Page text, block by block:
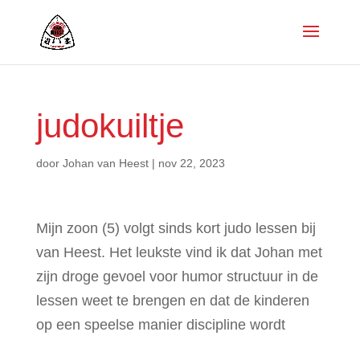
judokuiltje
door Johan van Heest| nov 22, 2023
Mijn zoon (5) volgt sinds kort judo lessen bij
van Heest. Het leukste vind ik dat Johan met
zijn droge gevoel voor humor structuur in de
lessen weet te brengen en dat de kinderen
op een speelse manier discipline wordt